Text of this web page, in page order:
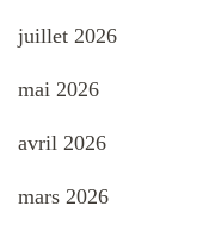
juillet 2026
mai 2026
avril 2026
mars 2026